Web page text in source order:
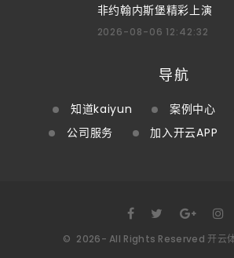
非约翰内斯堡精彩上演
2026-08-06 12:42:32
导航
知道kaiyun 案例中心
公司服务
加入开云APP
© 2026- All Rights Reserved 开云